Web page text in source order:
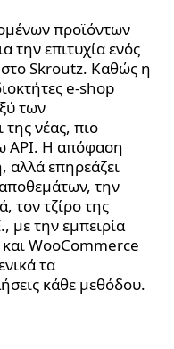
προϊόντων
την επιτυχία ενός
Skroutz. Καθώς η
e-shop
των
νέας, πιο
API. Η απόφαση
αλλά επηρεάζει
την
τον τζίρο της
με την εμπειρία
WooCommerce
τα
κάθε μεθόδου.